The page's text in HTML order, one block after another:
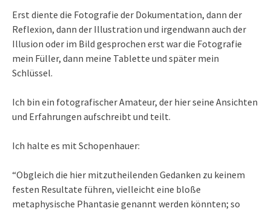
Erst diente die Fotografie der Dokumentation, dann der
Reflexion, dann der Illustration und irgendwann auch der
Illusion oder im Bild gesprochen erst war die Fotografie
mein Füller, dann meine Tablette und später mein
Schlüssel.
Ich bin ein fotografischer Amateur, der hier seine Ansichten
und Erfahrungen aufschreibt und teilt.
Ich halte es mit Schopenhauer:
“Obgleich die hier mitzutheilenden Gedanken zu keinem
festen Resultate führen, vielleicht eine bloße
metaphysische Phantasie genannt werden könnten; so